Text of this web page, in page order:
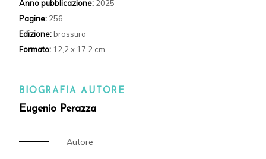
Anno pubblicazione: 2025
Pagine: 256
Edizione: brossura
Formato: 12,2 x 17,2 cm
BIOGRAFIA AUTORE
Eugenio Perazza
Autore